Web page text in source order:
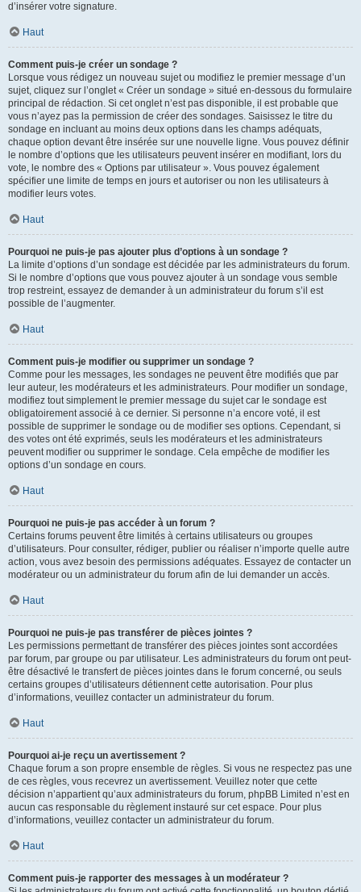
d’insérer votre signature.
Haut
Comment puis-je créer un sondage ?
Lorsque vous rédigez un nouveau sujet ou modifiez le premier message d’un
sujet, cliquez sur l’onglet « Créer un sondage » situé en-dessous du formulaire
principal de rédaction. Si cet onglet n’est pas disponible, il est probable que
vous n’ayez pas la permission de créer des sondages. Saisissez le titre du
sondage en incluant au moins deux options dans les champs adéquats,
chaque option devant être insérée sur une nouvelle ligne. Vous pouvez définir
le nombre d’options que les utilisateurs peuvent insérer en modifiant, lors du
vote, le nombre des « Options par utilisateur ». Vous pouvez également
spécifier une limite de temps en jours et autoriser ou non les utilisateurs à
modifier leurs votes.
Haut
Pourquoi ne puis-je pas ajouter plus d’options à un sondage ?
La limite d’options d’un sondage est décidée par les administrateurs du forum.
Si le nombre d’options que vous pouvez ajouter à un sondage vous semble
trop restreint, essayez de demander à un administrateur du forum s’il est
possible de l’augmenter.
Haut
Comment puis-je modifier ou supprimer un sondage ?
Comme pour les messages, les sondages ne peuvent être modifiés que par
leur auteur, les modérateurs et les administrateurs. Pour modifier un sondage,
modifiez tout simplement le premier message du sujet car le sondage est
obligatoirement associé à ce dernier. Si personne n’a encore voté, il est
possible de supprimer le sondage ou de modifier ses options. Cependant, si
des votes ont été exprimés, seuls les modérateurs et les administrateurs
peuvent modifier ou supprimer le sondage. Cela empêche de modifier les
options d’un sondage en cours.
Haut
Pourquoi ne puis-je pas accéder à un forum ?
Certains forums peuvent être limités à certains utilisateurs ou groupes
d’utilisateurs. Pour consulter, rédiger, publier ou réaliser n’importe quelle autre
action, vous avez besoin des permissions adéquates. Essayez de contacter un
modérateur ou un administrateur du forum afin de lui demander un accès.
Haut
Pourquoi ne puis-je pas transférer de pièces jointes ?
Les permissions permettant de transférer des pièces jointes sont accordées
par forum, par groupe ou par utilisateur. Les administrateurs du forum ont peut-
être désactivé le transfert de pièces jointes dans le forum concerné, ou seuls
certains groupes d’utilisateurs détiennent cette autorisation. Pour plus
d’informations, veuillez contacter un administrateur du forum.
Haut
Pourquoi ai-je reçu un avertissement ?
Chaque forum a son propre ensemble de règles. Si vous ne respectez pas une
de ces règles, vous recevrez un avertissement. Veuillez noter que cette
décision n’appartient qu’aux administrateurs du forum, phpBB Limited n’est en
aucun cas responsable du règlement instauré sur cet espace. Pour plus
d’informations, veuillez contacter un administrateur du forum.
Haut
Comment puis-je rapporter des messages à un modérateur ?